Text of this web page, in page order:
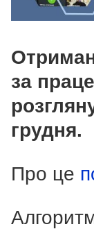
за
грудня.
Про це